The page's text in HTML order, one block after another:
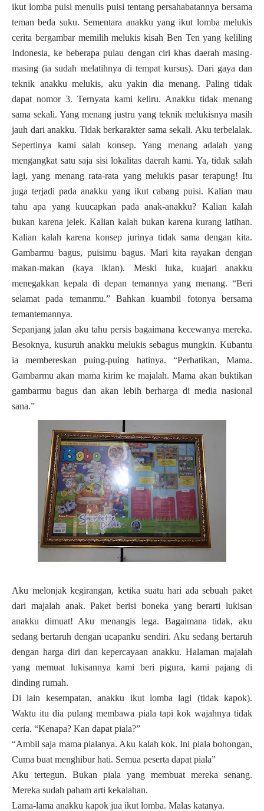
ikut lomba puisi menulis puisi tentang persahabatannya bersama
teman beda suku. Sementara anakku yang ikut lomba melukis
cerita bergambar memilih melukis kisah Ben Ten yang keliling
Indonesia, ke beberapa pulau dengan ciri khas daerah masing-
masing (ia sudah melatihnya di tempat kursus). Dari gaya dan
teknik anakku melukis, aku yakin dia menang. Paling tidak
dapat nomor 3. Ternyata kami keliru. Anakku tidak menang
sama sekali. Yang menang justru yang teknik melukisnya masih
jauh dari anakku. Tidak berkarakter sama sekali. Aku terbelalak.
Sepertinya kami salah konsep. Yang menang adalah yang
mengangkat satu saja sisi lokalitas daerah kami. Ya, tidak salah
lagi, yang menang rata-rata yang melukis pasar terapung! Itu
juga terjadi pada anakku yang ikut cabang puisi. Kalian mau
tahu apa yang kuucapkan pada anak-anakku? Kalian kalah
bukan karena jelek. Kalian kalah bukan karena kurang latihan.
Kalian kalah karena konsep jurinya tidak sama dengan kita.
Gambarmu bagus, puisimu bagus. Mari kita rayakan dengan
makan-makan (kaya iklan). Meski luka, kuajari anakku
menegakkan kepala di depan temannya yang menang. “Beri
selamat pada temanmu.” Bahkan kuambil fotonya bersama
temantemannya.
Sepanjang jalan aku tahu persis bagaimana kecewanya mereka.
Besoknya, kusuruh anakku melukis sebagus mungkin. Kubantu
ia membereskan puing-puing hatinya. “Perhatikan, Mama.
Gambarmu akan mama kirim ke majalah. Mama akan buktikan
gambarmu bagus dan akan lebih berharga di media nasional
sana.”
Aku melonjak kegirangan, ketika suatu hari ada sebuah paket
dari majalah anak. Paket berisi boneka yang berarti lukisan
anakku dimuat! Aku menangis lega. Bagaimana tidak, aku
sedang bertaruh dengan ucapanku sendiri. Aku sedang bertaruh
dengan harga diri dan kepercayaan anakku. Halaman majalah
yang memuat lukisannya kami beri pigura, kami pajang di
dinding rumah.
Di lain kesempatan, anakku ikut lomba lagi (tidak kapok).
Waktu itu dia pulang membawa piala tapi kok wajahnya tidak
ceria. “Kenapa? Kan dapat piala?”
“Ambil saja mama pialanya. Aku kalah kok. Ini piala bohongan,
Cuma buat menghibur hati. Semua peserta dapat piala”
Aku tertegun. Bukan piala yang membuat mereka senang.
Mereka sudah paham arti kekalahan.
Lama-lama anakku kapok jua ikut lomba. Malas katanya.